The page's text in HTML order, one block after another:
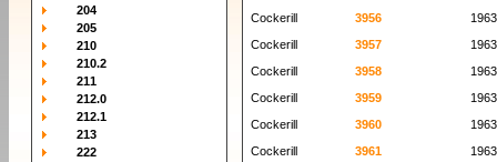
204
205
210
210.2
211
212.0
212.1
213
222
Cockerill
3956
1963
Cockerill
3957
1963
Cockerill
3958
1963
Cockerill
3959
1963
Cockerill
3960
1963
Cockerill
3961
1963